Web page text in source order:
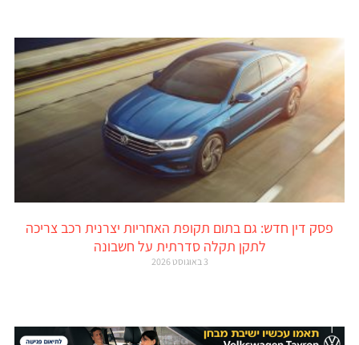
פסק דין חדש: גם בתום תקופת האחריות יצרנית רכב צריכה
לתקן תקלה סדרתית על חשבונה
3 באוגוסט 2026